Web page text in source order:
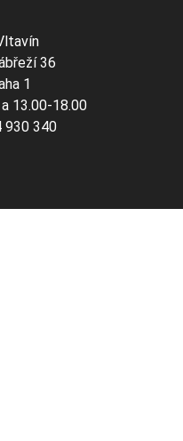
36
1
13.00-18.00
930 340